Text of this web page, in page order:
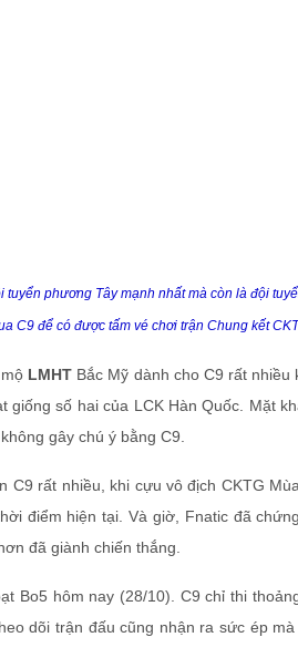
phương Tây mạnh nhất mà còn là đội
C9 để có được tấm vé chơi trận Chung kết
LMHT Bắc Mỹ dành cho C9 rất
giống số hai của LCK Hàn Quốc. Mặt
gây chú ý bằng C9.
C9 rất nhiều, khi cựu vô địch CKTG
điểm hiện tại. Và giờ, Fnatic đã
đã giành chiến thắng.
Bo5 hôm nay (28/10). C9 chỉ thi
dõi trận đấu cũng nhận ra sức ép